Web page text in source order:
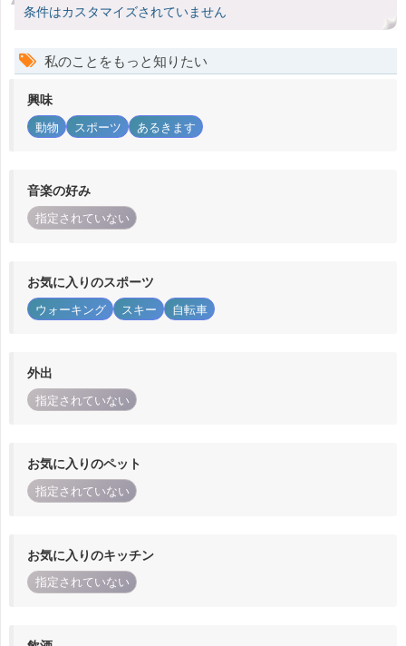
条件はカスタマイズされていません
私のことをもっと知りたい
興味
動物 スポーツ あるきます
音楽の好み
指定されていない
お気に入りのスポーツ
ウォーキング スキー 自転車
外出
指定されていない
お気に入りのペット
指定されていない
お気に入りのキッチン
指定されていない